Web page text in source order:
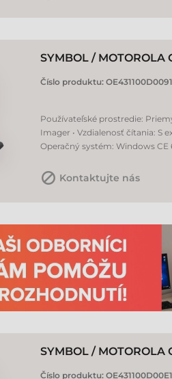
SYMBOL / MOTOROLA
Číslo produktu:
Používateľské prostredie:
Imager • Vzdialenosť čítania: S
Operačný systém: Windows CE
Kontaktujte nás
SYMBOL / MOTOROLA
Číslo produktu: